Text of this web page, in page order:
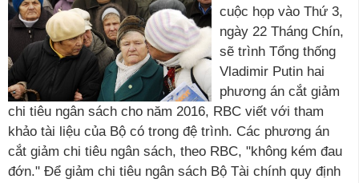
cuộc họp vào Thứ 3,
ngày 22 Tháng Chín,
sẽ trình Tổng thống
Vladimir Putin hai
phương án cắt giảm
chi tiêu ngân sách cho năm 2016, RBC viết với tham
khảo tài liệu của Bộ có trong đệ trình. Các phương án
cắt giảm chi tiêu ngân sách, theo RBC, "không kém đau
đớn." Để giảm chi tiêu ngân sách Bộ Tài chính quy định